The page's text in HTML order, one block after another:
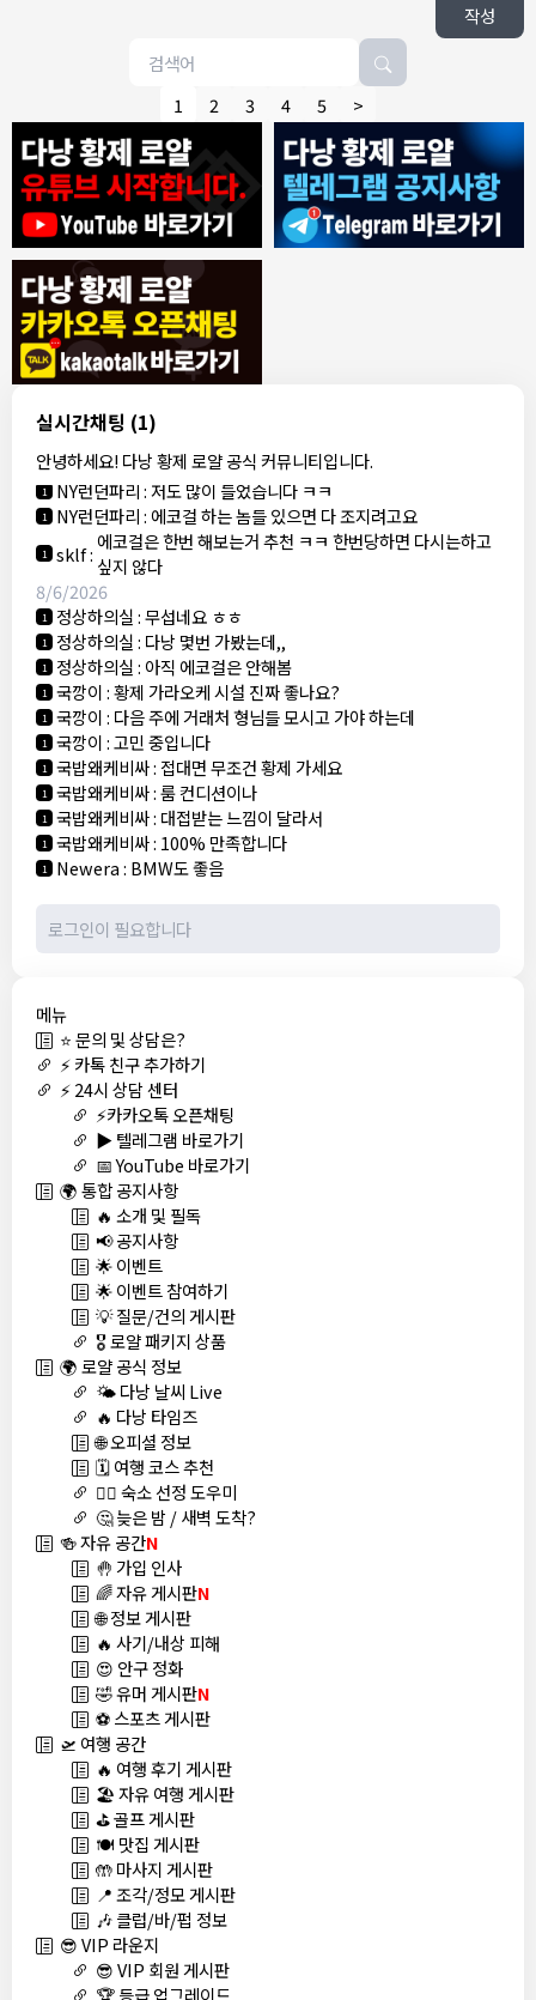
실시간채팅 (1)
안녕하세요! 다낭 황제 로얄 공식 커뮤니티입니다.
8/4/2026
1 모기한테물림:여기도 문의해보면 바로 알려줌
1 모기한테물림:정찰가보다 쌀수 없음
1 결혼안해:ㄹㅇ 팩트 ㅋㅋㅋㅋ
결혼안해:ㄹㅇ 팩트 ㅋㅋㅋㅋ
8/5/2026
NY런던파리 :다낭 에코걸 여기서 예약 가능한가요?
1 3군:에코걸 좀 조심 하는게 좋음
1 NY런던파리:저도 많이 들었습니다 ㅋㅋ
1 NY런던파리: 에코걸 하는 놈들 있으면 다 조지려고요
1 sklf: 에코걸은 한번 해보는거 추천 ㅋㅋ 한번당하면 다시는하고
싶지 않다
8/6/2026
1 정상하의실:무섭네요 ㅎㅎ
1 정상하의실: 다낭 몇번 가봤는데,,
1 정상하의실: 아직 에코걸은 안해봄
1 국깡이:황제 가라오케 시설 진짜 좋나요?
1 국깡이: 다음 주에 거래처 형님들 모시고 가야 하는데
1 국깡이:고민 중입니다
1 국밥왜케비싸: 접대면 무조건 황제 가세요
1 국밥왜케비싸:룸 컨디션이나
1 국밥왜케비싸: 대접받는 느낌이 달라서
1 국밥왜케비싸: 100% 만족합니다
1 Newera: BMW도 좋음
메뉴
⭐ 문의 및 상담은?
⚡ 카톡 친구 추가하기
⚡ 24시 상담 센터
⚡카카오톡 오픈채팅
▶️ 텔레그램 바로가기
📅 YouTube 바로가기
🌍 통합 공지사항
🔥 소개 및 필독
📢 공지사항
🌟 이벤트
🌟 이벤트 참여하기
💡 질문/건의 게시판
🎖️ 로얄 패키지 상품
🌍 로얄 공식 정보
🌤️ 다낭 날씨 Live
🔥 다낭 타임즈
🌐 오피셜 정보
🗓️ 여행 코스 추천
🏊‍♀️ 숙소 선정 도우미
🤔 늦은 밤 / 새벽 도착?
🍻 자유 공간N
🤚 가입 인사
🌈 자유 게시판N
🌐 정보 게시판
🔥 사기/내상 피해
😍 안구 정화
🤣 유머 게시판N
⚽ 스포츠 게시판
🛫 여행 공간
🔥 여행 후기 게시판
🏖️ 자유 여행 게시판
⛳ 골프 게시판
🍽️ 맛집 게시판
🤲 마사지 게시판
📍 조각/정모 게시판
🎶 클럽/바/펍 정보
😎 VIP 라운지
😎 VIP 회원 게시판
작성
1 2 3 4 5 >